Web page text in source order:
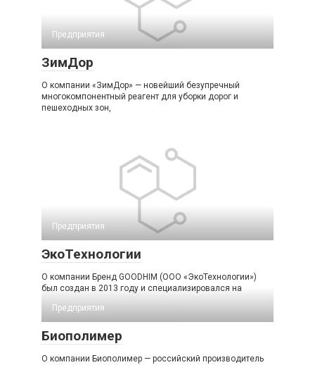
Предприятия
ЗимДор
О компании «ЗимДор» — новейший безупречный
многокомпонентный реагент для уборки дорог и
пешеходных зон,
Предприятия
ЭкоТехнологии
О компании Бренд GOODHIM (ООО «ЭкоТехнологии»)
был создан в 2013 году и специализировался на
Предприятия
Биополимер
О компании Биополимер — российский производитель